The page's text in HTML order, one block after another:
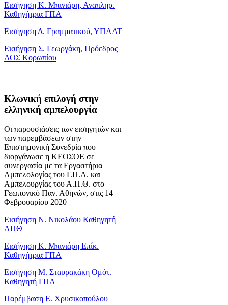
Εισήγηση Κ. Μπινιάρη, Αναπληρ.
Καθηγήτρια ΓΠΑ
Εισήγηση Δ. Γραμματικού, ΥΠΑΑΤ
Εισήγηση Σ. Γεωργάκη, Πρόεδρος
ΑΟΣ Κορωπίου
Κλωνική επιλογή στην
ελληνική αμπελουργία
Οι παρουσιάσεις των εισηγητών και
των παρεμβάσεων στην
Επιστημονική Συνεδρία που
διοργάνωσε η ΚΕΟΣΟΕ σε
συνεργασία με τα Εργαστήρια
Αμπελολογίας του Γ.Π.Α. και
Αμπελουργίας του Α.Π.Θ. στο
Γεωπονικό Παν. Αθηνών, στις 14
Φεβρουαρίου 2020
Εισήγηση Ν. Νικολάου Καθηγητή
ΑΠΘ
Εισήγηση Κ. Μπινιάρη Επίκ.
Καθηγήτρια ΓΠΑ
Εισήγηση Μ. Σταυρακάκη Ομότ.
Καθηγητή ΓΠΑ
Παρέμβαση Ε. Χρυσικοπούλου